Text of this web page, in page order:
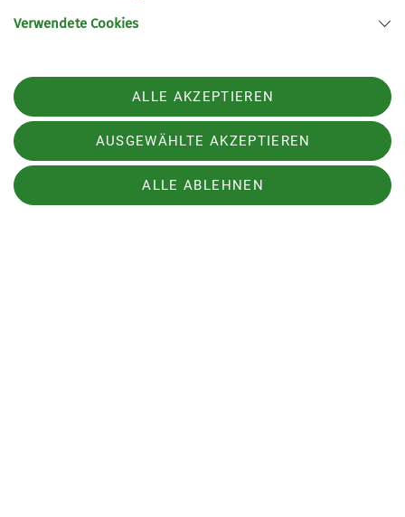
Radweg nach Frauenbiburg. In der Gaststube
hatte Wolfgang eingeheizt und frischen Kaffe und
Gestärkt und aufgewärmt machte man sich auf
den Rückweg. Man war sich einig , die
Winterwanderung wird nachgeholt.
Verwendete Cookies
ALLE AKZEPTIEREN
AUSGEWÄHLTE AKZEPTIEREN
ALLE ABLEHNEN